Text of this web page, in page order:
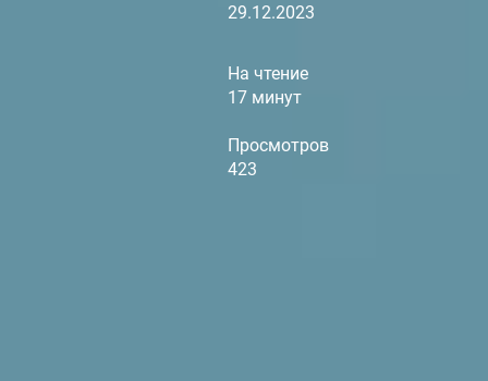
29.12.2023
На чтение
17 минут
Просмотров
423